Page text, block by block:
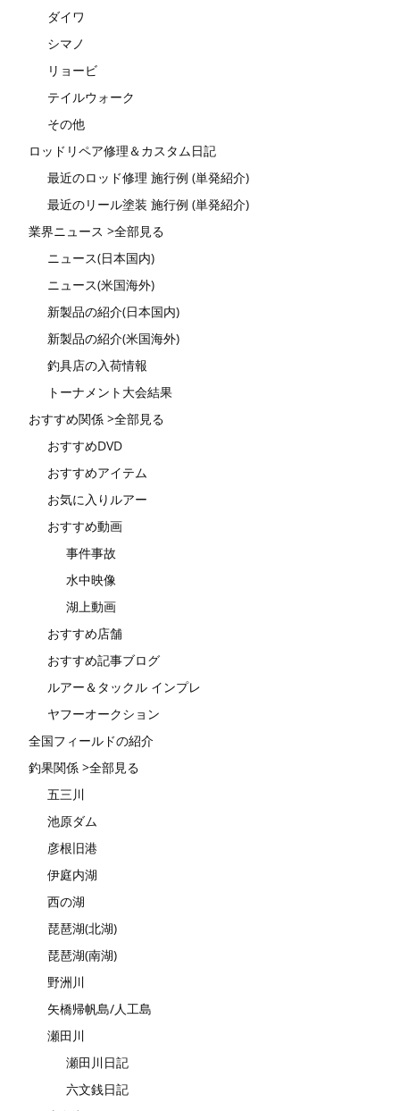
ダイワ
シマノ
リョービ
テイルウォーク
その他
ロッドリペア修理＆カスタム日記
最近のロッド修理 施行例 (単発紹介)
最近のリール塗装 施行例 (単発紹介)
業界ニュース >全部見る
ニュース(日本国内)
ニュース(米国海外)
新製品の紹介(日本国内)
新製品の紹介(米国海外)
釣具店の入荷情報
トーナメント大会結果
おすすめ関係 >全部見る
おすすめDVD
おすすめアイテム
お気に入りルアー
おすすめ動画
事件事故
水中映像
湖上動画
おすすめ店舗
おすすめ記事ブログ
ルアー＆タックル インプレ
ヤフーオークション
全国フィールドの紹介
釣果関係 >全部見る
五三川
池原ダム
彦根旧港
伊庭内湖
西の湖
琵琶湖(北湖)
琵琶湖(南湖)
野洲川
矢橋帰帆島/人工島
瀬田川
瀬田川日記
六文銭日記